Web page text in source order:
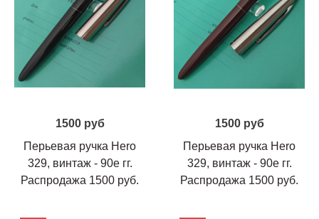
1500 руб
Перьевая ручка Hero
329, винтаж - 90е гг.
Распродажа 1500 руб.
1500 руб
Перьевая ручка Hero
329, винтаж - 90е гг.
Распродажа 1500 руб.